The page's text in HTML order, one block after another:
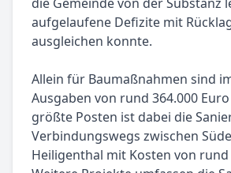
aufgelaufene Defizite mit
ausgleichen konnte.
Allein für Baumaßnahmen sind
Ausgaben von rund 364.000
größte Posten ist dabei die
Verbindungswegs zwischen
Heiligenthal mit Kosten von rund